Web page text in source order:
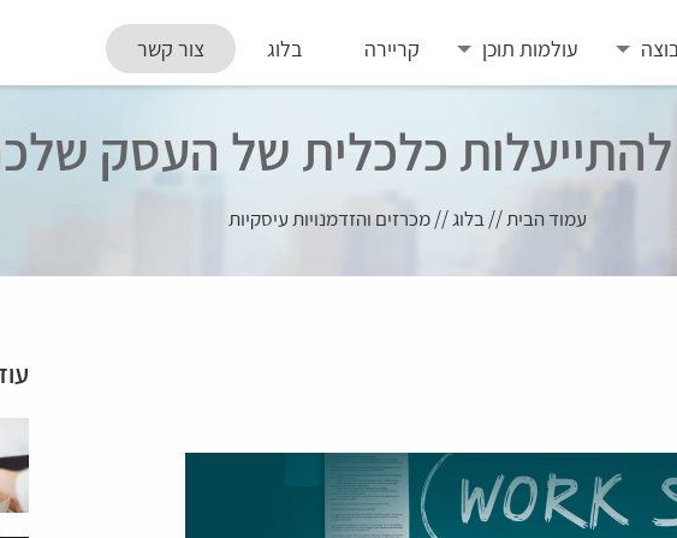
עולמות תוכן קריירה בלוג צור קשר
עמוד הבית//בלוג//מכרזים והזדמנויות עיסקיות